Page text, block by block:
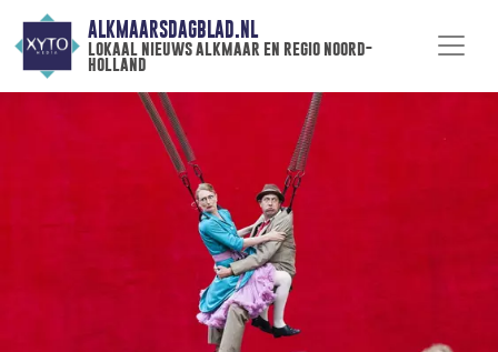
ALKMAARSDAGBLAD.NL
lokaal nieuws alkmaar en regio noord-
holland